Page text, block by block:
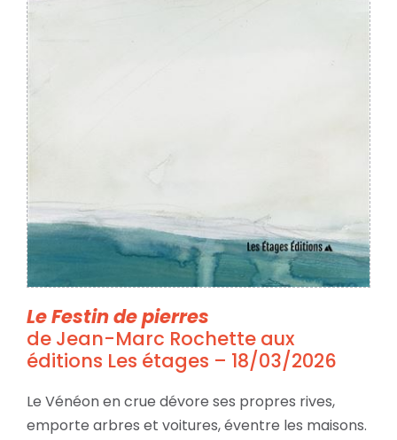
Le Festin de pierres
de Jean-Marc Rochette aux
éditions Les étages – 18/03/2026
Le Vénéon en crue dévore ses propres rives,
emporte arbres et voitures, éventre les maisons.